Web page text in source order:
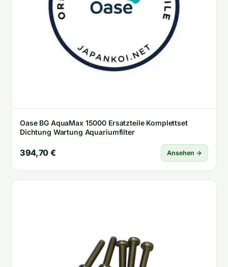
Oase BG AquaMax 15000 Ersatzteile Komplettset
Dichtung Wartung Aquariumfilter
394,70 € Ansehen →